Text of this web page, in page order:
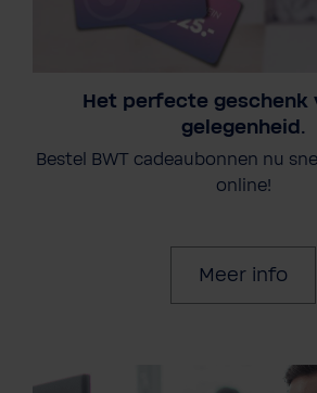
Het perfecte geschenk
gelegenheid.
Bestel BWT cadeaubonnen nu
online!
Meer info